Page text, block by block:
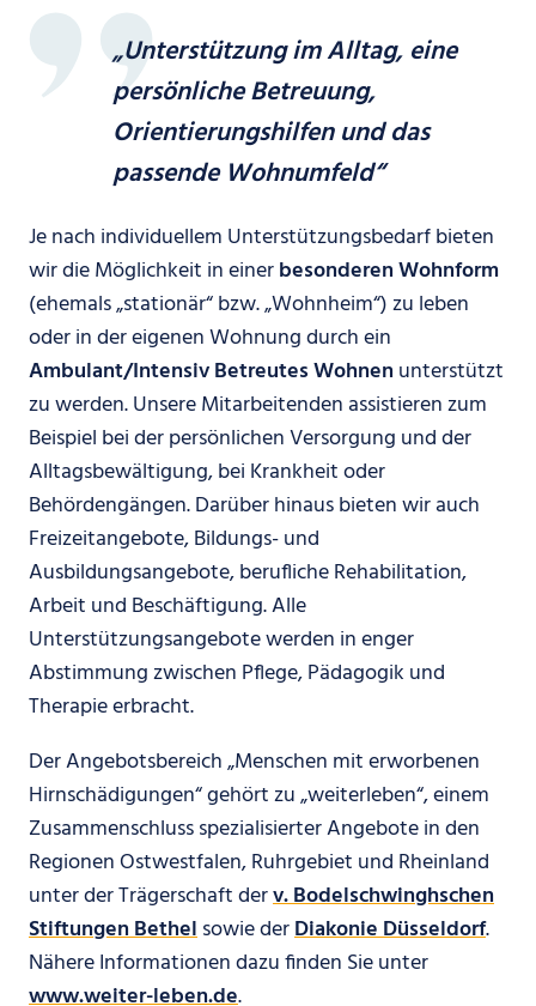
„Unterstützung im Alltag, eine
persönliche Betreuung,
Orientierungshilfen und das
passende Wohnumfeld“
Je nach individuellem Unterstützungsbedarf bieten
wir die Möglichkeit in einerbesonderen Wohnform
(ehemals „stationär“ bzw. „Wohnheim“) zu leben
oder in der eigenen Wohnung durch ein
Ambulant/Intensiv BetreutesWohnen unterstützt
zu werden. Unsere Mitarbeitenden assistieren zum
Beispiel bei der persönlichen Versorgung und der
Alltagsbewältigung, bei Krankheit oder
Behördengängen. Darüber hinaus bieten wir auch
Freizeitangebote, Bildungs- und
Ausbildungsangebote, berufliche Rehabilitation,
Arbeit und Beschäftigung. Alle
Unterstützungsangebote werden in enger
Abstimmung zwischen Pflege, Pädagogik und
Therapie erbracht.
Der Angebotsbereich „Menschen mit erworbenen
Hirnschädigungen“ gehört zu „weiterleben“, einem
Zusammenschluss spezialisierter Angebote in den
Regionen Ostwestfalen, Ruhrgebiet und Rheinland
unter der Trägerschaft derv. Bodelschwinghschen
Stiftungen Bethelsowie derDiakonie Düsseldorf.
Nähere Informationen dazu finden Sie unter
www.weiter-leben.de.